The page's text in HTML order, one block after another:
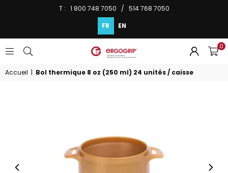
T : 1 800 748 7050 / 514 768 7050
FR EN
ERGOGRIP
INC.
0
Accueil | Bol thermique 8 oz (250 ml) 24 unités / caisse